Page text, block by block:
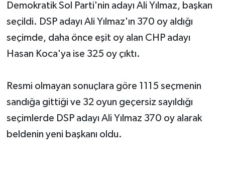
Demokratik Sol Parti'nin adayı Ali Yılmaz, başkan
seçildi. DSP adayı Ali Yılmaz'ın 370 oy aldığı
seçimde, daha önce eşit oy alan CHP adayı
Hasan Koca'ya ise 325 oy çıktı.
Resmi olmayan sonuçlara göre 1115 seçmenin
sandığa gittiği ve 32 oyun geçersiz sayıldığı
seçimlerde DSP adayı Ali Yılmaz 370 oy alarak
beldenin yeni başkanı oldu.